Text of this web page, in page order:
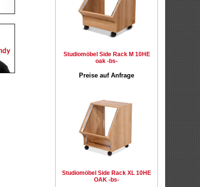
Studiomöbel Side Rack M 10HE
oak -bs-
Preise auf Anfrage
Studiomöbel Side Rack XL 10HE
OAK -bs-